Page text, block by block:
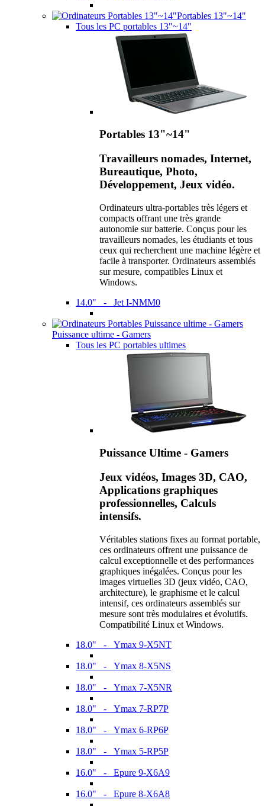
Portables 13"~14"
Tous les PC portables 13"~14"
Portables 13"~14"
Travailleurs nomades, Internet,
Bureautique, Photo,
Développement, Jeux vidéo.
Ordinateurs ultra-portables très légers et
compacts offrant une très grande
autonomie sur batterie. Conçus pour les
travailleurs nomades, les étudiants et tous
ceux qui recherchent une machine légère et
facile à transporter. Ordinateurs assemblés
sur mesure, compatibles Linux et
Windows.
14.0" - Jet I-NMM0
Puissance ultime - Gamers
Tous les PC portables ultimes
Puissance Ultime - Gamers
Jeux vidéos, Images 3D, CAO,
Applications graphiques
professionnelles, Calculs
intensifs.
Véritables stations fixes au format portable,
ces ordinateurs offrent une puissance de
calcul exceptionnelle et des performances
graphiques inégalées. Conçus pour les
images virtuelles 3D (jeux vidéo, CAO,
architecture), le graphisme et le calcul
intensif, ces ordinateurs assemblés sur
mesure sont très modulaires et évolutifs.
Compatibilité Linux et Windows.
18.0" - Ymax 9-X5NT
18.0" - Ymax 8-X5NS
18.0" - Ymax 7-X5NR
18.0" - Ymax 7-RP7P
18.0" - Ymax 6-RP6P
18.0" - Ymax 5-RP5P
16.0" - Epure 9-X6A9
16.0" - Epure 8-X6A8